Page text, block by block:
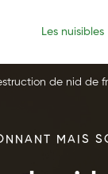
Les nuisibles
de nid de
MAIS